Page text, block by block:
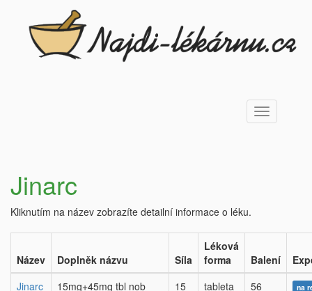
Toggle
navigation
Jinarc
Kliknutím na název zobrazíte detailní informace o léku.
Název Doplněk názvu Síla
Léková
forma
Balení
Jinarc
15mg+45mg tbl nob
15
tableta
56
na